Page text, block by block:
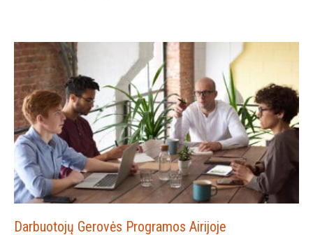
Darbuotojų Gerovės Programos Airijoje